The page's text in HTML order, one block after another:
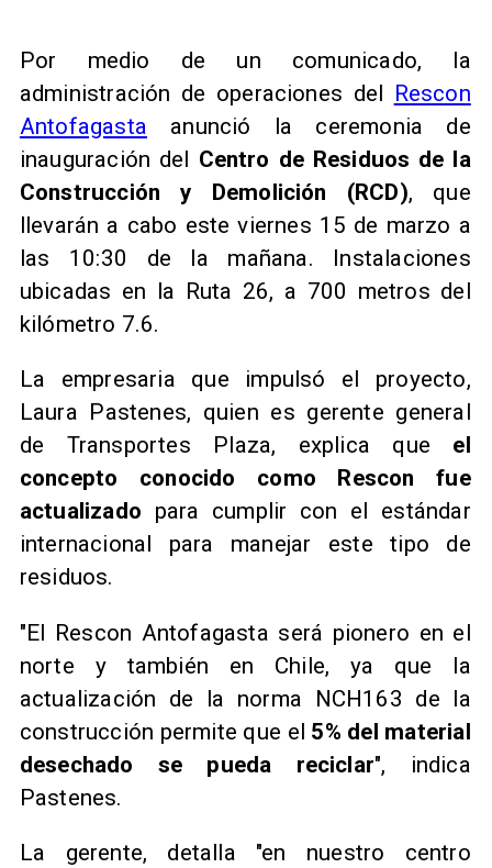
Por medio de un comunicado, la
administración de operaciones del Rescon
Antofagasta anunció la ceremonia de
inauguración del Centro de Residuos de la
Construcción y Demolición (RCD), que
llevarán a cabo este viernes 15 de marzo a
las 10:30 de la mañana. Instalaciones
ubicadas en la Ruta 26, a 700 metros del
kilómetro 7.6.
La empresaria que impulsó el proyecto,
Laura Pastenes, quien es gerente general
de Transportes Plaza, explica que el
concepto conocido como Rescon fue
actualizado para cumplir con el estándar
internacional para manejar este tipo de
residuos.
"El Rescon Antofagasta será pionero en el
norte y también en Chile, ya que la
actualización de la norma NCH163 de la
construcción permite que el 5% del material
desechado se pueda reciclar", indica
Pastenes.
La gerente, detalla "en nuestro centro